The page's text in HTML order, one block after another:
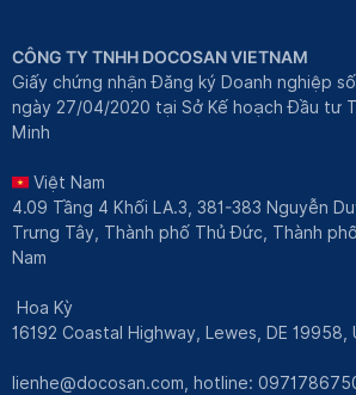
CÔNG TY TNHH DOCOSAN VIETNAM
Giấy chứng nhận Đăng ký Doanh nghiệp
ngày 27/04/2020 tại Sở Kế hoạch Đầu tư
Minh
Việt Nam
4.09 Tầng 4 Khối LA.3, 381-383 Nguyễn
Trưng Tây, Thành phố Thủ Đức, Thành
Nam
Hoa Kỳ
16192 Coastal Highway, Lewes, DE 19958,
lienhe@docosan.com , hotline: